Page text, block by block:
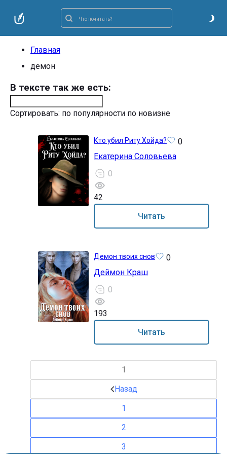
Главная
демон
В тексте так же есть:
Сортировать: по популярности по новизне
Кто убил Риту Хойда?
0
Екатерина Соловьева
0
42
Читать
Демон твоих снов
0
Деймон Краш
0
193
Читать
1
Назад
1
2
3